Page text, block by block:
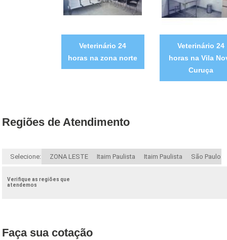
Veterinário 24
horas na zona norte
Veterinário 24
horas na Vila
Curuça
Regiões de Atendimento
Selecione: ZONA LESTE Itaim Paulista Itaim Paulista São Paulo
Verifique as regiões que
atendemos
Faça sua cotação